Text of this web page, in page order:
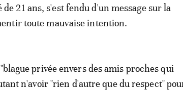
21 ans, s'est fendu d'un message sur la
toute mauvaise intention.
privée envers des amis proches qui
n'avoir "rien d'autre que du respect"